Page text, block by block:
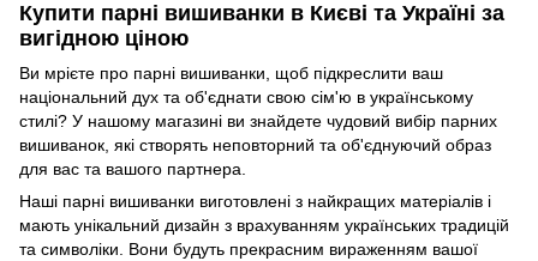
Купити парні вишиванки в Києві та Україні за
вигідною ціною
Ви мрієте про парні вишиванки, щоб підкреслити ваш
національний дух та об'єднати свою сім'ю в українському
стилі? У нашому магазині ви знайдете чудовий вибір парних
вишиванок, які створять неповторний та об'єднуючий образ
для вас та вашого партнера.
Наші парні вишиванки виготовлені з найкращих матеріалів і
мають унікальний дизайн з врахуванням українських традицій
та символіки. Вони будуть прекрасним вираженням вашої